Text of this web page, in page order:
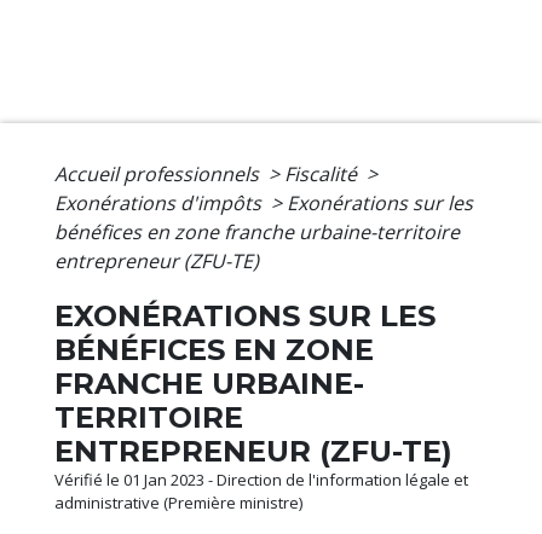
Accueil professionnels > Fiscalité >
Exonérations d'impôts > Exonérations sur les
bénéfices en zone franche urbaine-territoire
entrepreneur (ZFU-TE)
EXONÉRATIONS SUR LES
BÉNÉFICES EN ZONE
FRANCHE URBAINE-
TERRITOIRE
ENTREPRENEUR (ZFU-TE)
Vérifié le 01 Jan 2023 - Direction de l'information légale et
administrative (Première ministre)